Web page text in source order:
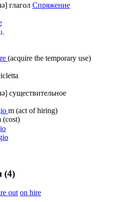
глагол Спряжение
(acquire the temporary use)
существительное
m (act of hiring)
(cost)
(4)
out on hire